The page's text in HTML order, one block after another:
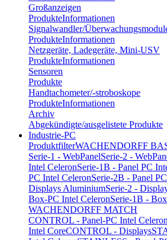
Großanzeigen
ProdukteInformationen
Signalwandler/
ProdukteInformationen
Netzgeräte, Ladegeräte, Mini-USV
ProdukteInformationen
Sensoren
Produkte
Handtachometer/-stroboskope
ProdukteInformationen
Archiv
Abgekündigte/ausgelistete Produkte
Industrie-PC
ProduktfilterWACHENDORFF
Serie-1 - WebPanelSerie-2 -
Intel CeleronSerie-1B - Panel PC
PC Intel CeleronSerie-2B - Panel
Displays AluminiumSerie-2 -
Box-PC Intel CeleronSerie-1B -
WACHENDORFF MATCH
CONTROL - Panel-PC Intel Celeron
Intel CoreCONTROL - Displays